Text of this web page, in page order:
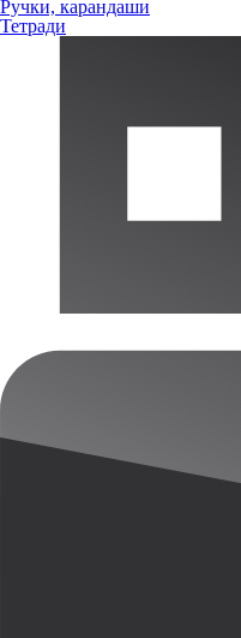
Ручки, карандаши
Тетради